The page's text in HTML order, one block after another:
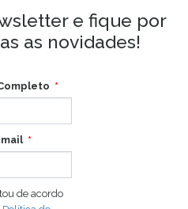
e fique por
as novidades!
mail
de acordo